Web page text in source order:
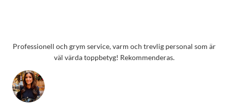
Professionell och grym service, varm och trevlig personal som är
väl värda toppbetyg! Rekommenderas.